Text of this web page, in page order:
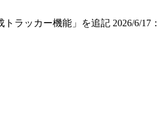
ラッカー機能」を追記 2026/6/17